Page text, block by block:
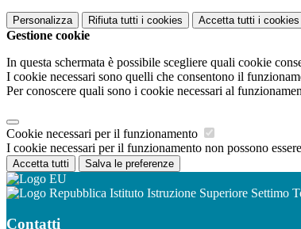
Personalizza Rifiuta tutti i cookies Accetta tutti i cookies
Gestione cookie
In questa schermata è possibile scegliere quali cookie
I cookie necessari sono quelli che consentono il
Per conoscere quali sono i cookie necessari al
Cookie necessari per il funzionamento
I cookie necessari per il funzionamento non possono
Accetta tutti Salva le preferenze
Istituto Istruzione Superiore Settimo
Contatti